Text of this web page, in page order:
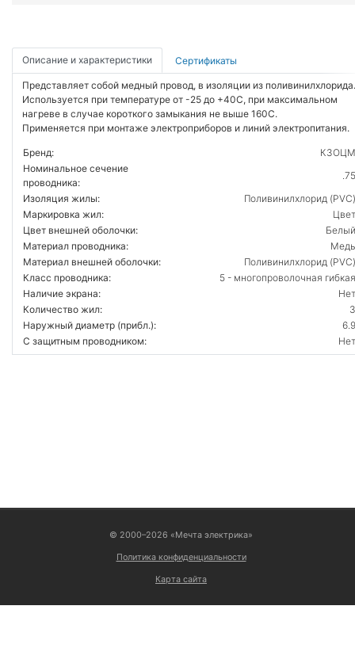
Описание и характеристики Сертификаты
Представляет собой медный провод, в изоляции из поливинилхлорида.
Используется при температуре от -25 до +40С, при максимальном
нагреве в случае короткого замыкания не выше 160С.
Применяется при монтаже электроприборов и линий электропитания.
Бренд:
КЗОЦМ
Номинальное сечение
проводника:
.75
Изоляция жилы:
Поливинилхлорид (PVC)
Маркировка жил:
Цвет
Цвет внешней оболочки:
Белый
Материал проводника:
Медь
Материал внешней оболочки:
Поливинилхлорид (PVC)
Класс проводника:
5 - многопроволочная гибкая
Наличие экрана:
Нет
Количество жил:
3
Наружный диаметр (прибл.):
6.9
С защитным проводником:
Нет
© 2000–2026 «Мечта электрика»
Политика конфиденциальности
Карта сайта